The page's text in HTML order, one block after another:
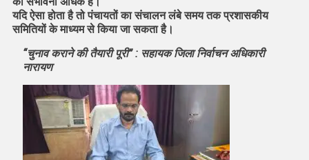
यदि ऐसा होता है तो पंचायतों का संचालन लंबे समय तक प्रशासकीय
समितियों के माध्यम से किया जा सकता है।
“चुनाव कराने की तैयारी पूरी” : सहायक जिला निर्वाचन अधिकारी
नारायण